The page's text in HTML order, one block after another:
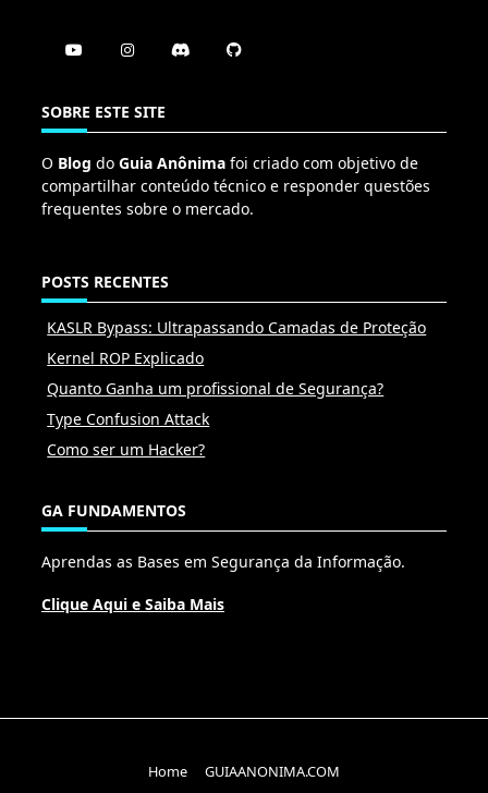
SOBRE ESTE SITE
O Blog do Guia Anônima foi criado com objetivo de
compartilhar conteúdo técnico e responder questões
frequentes sobre o mercado.
POSTS RECENTES
KASLR Bypass: Ultrapassando Camadas de Proteção
Kernel ROP Explicado
Quanto Ganha um profissional de Segurança?
Type Confusion Attack
Como ser um Hacker?
GA FUNDAMENTOS
Aprendas as Bases em Segurança da Informação.
Clique Aqui e Saiba Mais
Home GUIAANONIMA.COM